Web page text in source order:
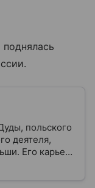
польского
деятеля,
Его карьера